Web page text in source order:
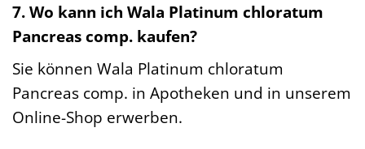
7. Wo kann ich Wala Platinum chloratum
Pancreas comp. kaufen?
Sie können Wala Platinum chloratum
Pancreas comp. in Apotheken und in unserem
Online-Shop erwerben.